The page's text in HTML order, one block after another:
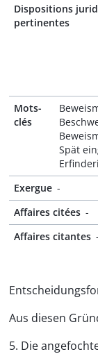
Dispositions
pertinentes
Mots-
clés
Spät
Exergue -
Affaires citées -
Affaires citantes -
Aus diesen
5. Die